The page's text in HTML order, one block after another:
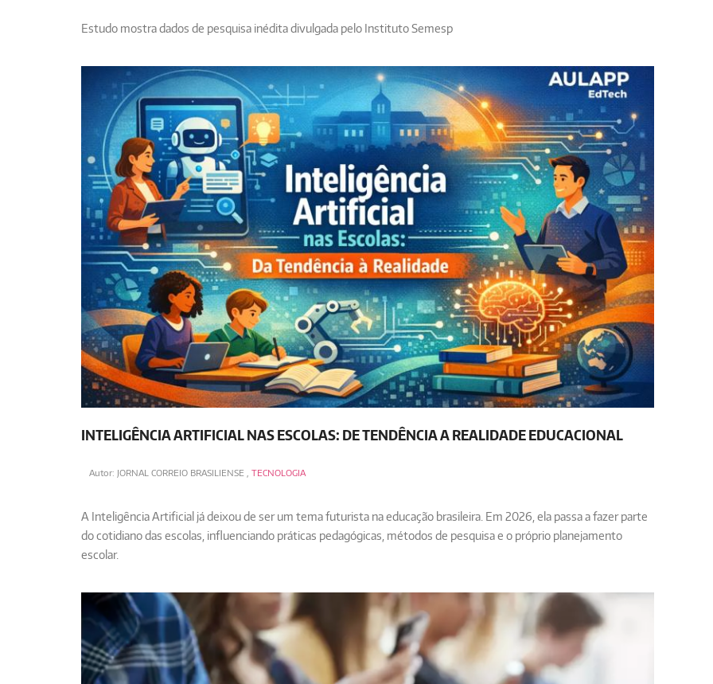
Estudo mostra dados de pesquisa inédita divulgada pelo Instituto Semesp
INTELIGÊNCIA ARTIFICIAL NAS ESCOLAS: DE TENDÊNCIA A REALIDADE EDUCACIONAL
Autor: JORNAL CORREIO BRASILIENSE TECNOLOGIA
A Inteligência Artificial já deixou de ser um tema futurista na educação brasileira. Em 2026, ela passa a fazer parte
do cotidiano das escolas, influenciando práticas pedagógicas, métodos de pesquisa e o próprio planejamento
escolar.